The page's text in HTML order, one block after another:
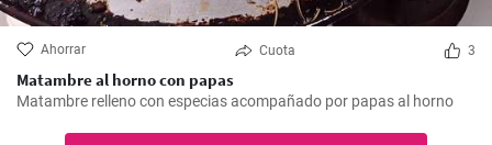
Ahorrar Cuota 3
Matambre al horno con papas
Matambre relleno con especias acompañado por papas al horno